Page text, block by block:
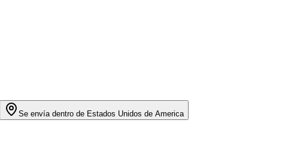
Se envía dentro de Estados Unidos de America